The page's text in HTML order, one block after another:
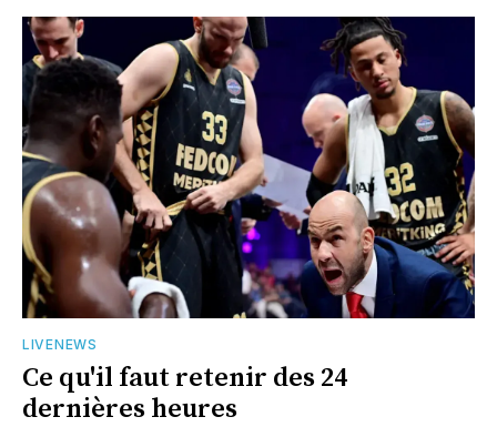
LIVENEWS
Ce qu'il faut retenir des 24
dernières heures